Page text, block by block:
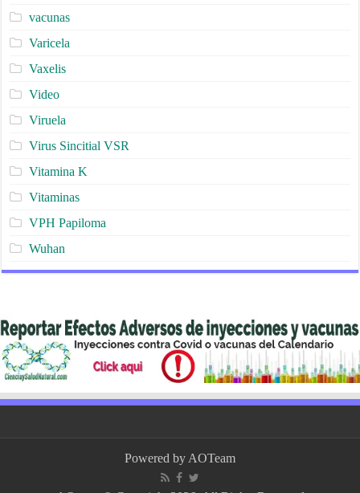
vacunas
Varicela
Vaxelis
Video
Viruela
Virus Sincitial VSR
Vitamina K
Vitaminas
VPH Papiloma
Wuhan
Powered by AOTeam